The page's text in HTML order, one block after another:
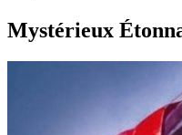
Mystérieux